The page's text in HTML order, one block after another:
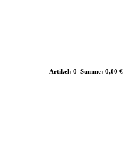
Artikel: 0 Summe: 0,00 €